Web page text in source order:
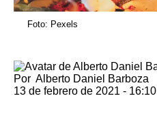
Foto: Pexels
Por Alberto Daniel Barboza
13 de febrero de 2021 - 16:10